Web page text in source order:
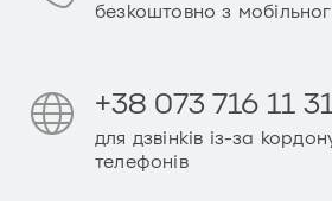
безкоштовно з
+38 073 716 11
для дзвінків із-за
телефонів